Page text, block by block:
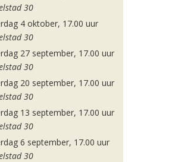
30
4 oktober, 17.00 uur
30
27 september, 17.00 uur
30
20 september, 17.00 uur
30
13 september, 17.00 uur
30
6 september, 17.00 uur
30